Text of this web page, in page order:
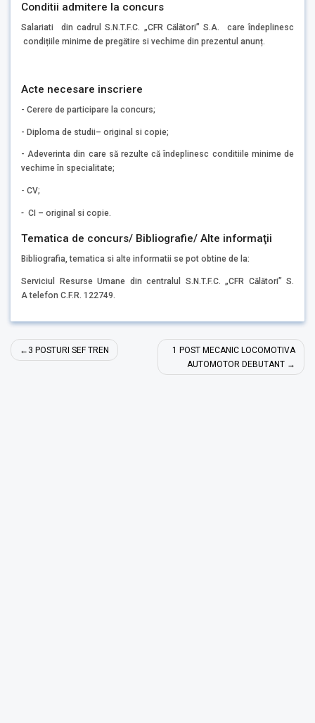
Conditii admitere la concurs
Salariati din cadrul S.N.T.F.C. „CFR Călători” S.A. care îndeplinesc
condițiile minime de pregătire si vechime din prezentul anunț.
Acte necesare inscriere
- Cerere de participare la concurs;
- Diploma de studii– original si copie;
- Adeverinta din care să rezulte că îndeplinesc conditiile minime de
vechime în specialitate;
- CV;
- CI – original si copie.
Tematica de concurs/ Bibliografie/ Alte informaţii
Bibliografia, tematica si alte informatii se pot obtine de la:
Serviciul Resurse Umane din centralul S.N.T.F.C. „CFR Călători” S.
A telefon C.F.R. 122749.
Navigare
în
3 POSTURI SEF TREN
1 POST MECANIC LOCOMOTIVA
AUTOMOTOR DEBUTANT